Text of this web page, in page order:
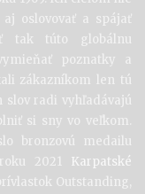
oslovovať a spájať
tak túto globálnu
poznatky a
zákazníkom len tú
slov radi vyhľadávajú
si sny vo veľkom.
bronzovú medailu
2021 Karpatské
Outstanding,